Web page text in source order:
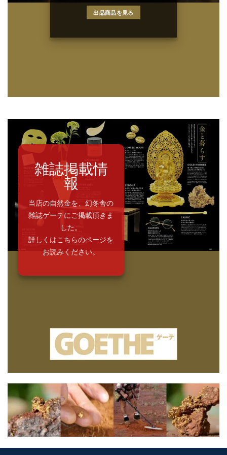
出品商品を見る
雑誌掲載情
報
当店の自然金を、幻冬舎の
雑誌ゲーテにご掲載頂きま
した。
詳しくはこちらのページを
お読みください。